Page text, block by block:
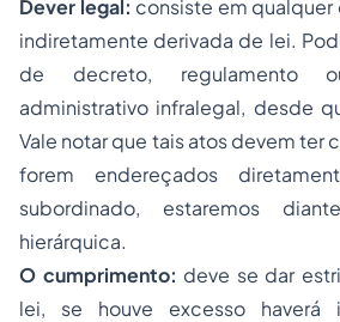
Dever legal: consiste em
indiretamente derivada de lei.
de decreto, regulamento
administrativo infralegal, desde
Vale notar que tais atos devem ter
forem endereçados
subordinado, estaremos
hierárquica.
O cumprimento: deve se dar
lei, se houve excesso haverá